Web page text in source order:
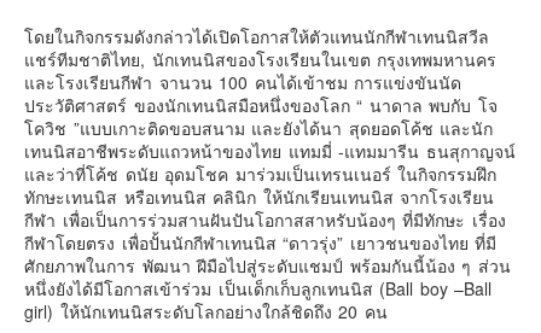
ฮอกไกโด
เอเชีย
สิงคโปร์
จีน
มาเลเชีย
เวียดนาม
ฮ่องกง
มาเก๊า
โดยในกิจกรรมดังกล่าวได้เปิดโอกาสให้ตัวแทนนักกีฬาเทนนิสวีล
แชร์ทีมชาติไทย, นักเทนนิสของโรงเรียนในเขต กรุงเทพมหานคร
และโรงเรียนกีฬา จานวน 100 คนได้เข้าชม การแข่งขันนัด
ประวัติศาสตร์ ของนักเทนนิสมือหนึ่งของโลก “ นาดาล พบกับ โจ
โควิช ”แบบเกาะติดขอบสนาม และยังได้นา สุดยอดโค้ช และนัก
เทนนิสอาชีพระดับแถวหน้าของไทย แทมมี่ -แทมมารีน ธนสุกาญจน์
และว่าที่โค้ช ดนัย อุดมโชค มาร่วมเป็นเทรนเนอร์ ในกิจกรรมฝึก
ทักษะเทนนิส หรือเทนนิส คลินิก ให้นักเรียนเทนนิส จากโรงเรียน
กีฬา เพื่อเป็นการร่วมสานฝันปันโอกาสสาหรับน้องๆ ที่มีทักษะ เรื่อง
กีฬาโดยตรง เพื่อปั้นนักกีฬาเทนนิส “ดาวรุ่ง” เยาวชนของไทย ที่มี
ศักยภาพในการ พัฒนา ฝีมือไปสู่ระดับแชมป์ พร้อมกันนี้น้อง ๆ ส่วน
หนึ่งยังได้มีโอกาสเข้าร่วม เป็นเด็กเก็บลูกเทนนิส (Ball boy –Ball
girl) ให้นักเทนนิสระดับโลกอย่างใกล้ชิดถึง 20 คน